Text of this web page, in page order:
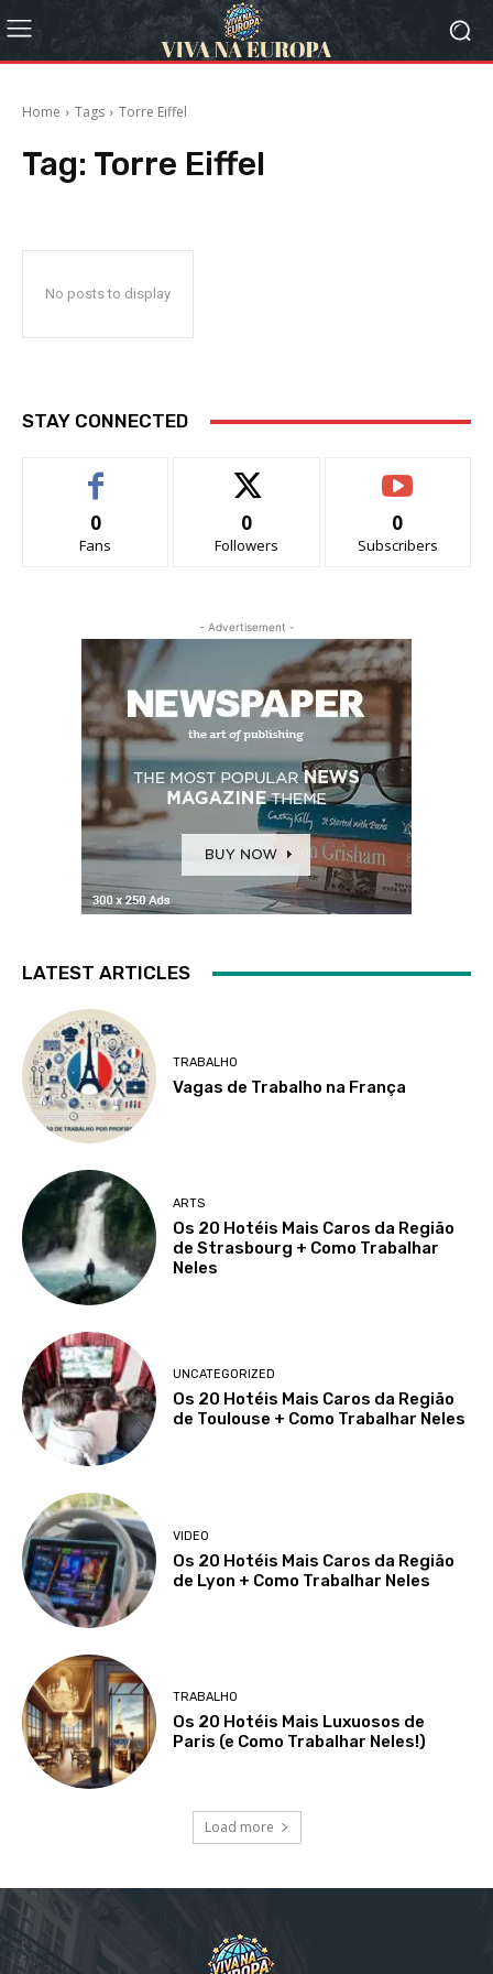
Home Tags Torre Eiffel
Tag: Torre Eiffel
No posts to display
STAY CONNECTED
0
Fans
0
Followers
0
Subscribers
- Advertisement -
LATEST ARTICLES
TRABALHO
Vagas de Trabalho na França
ARTS
Os 20 Hotéis Mais Caros da Região
de Strasbourg + Como Trabalhar
Neles
UNCATEGORIZED
Os 20 Hotéis Mais Caros da Região
de Toulouse + Como Trabalhar Neles
VIDEO
Os 20 Hotéis Mais Caros da Região
de Lyon + Como Trabalhar Neles
TRABALHO
Os 20 Hotéis Mais Luxuosos de
Paris (e Como Trabalhar Neles!)
Load more